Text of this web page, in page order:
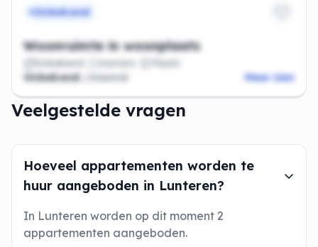
Onbekend
Woonruimte in woonplaats
Onbekend Kamers
Plaats
Onbekend
/maand Meer zien
Veelgestelde vragen
Hoeveel appartementen worden te
huur aangeboden in Lunteren?
In Lunteren worden op dit moment 2
appartementen aangeboden.